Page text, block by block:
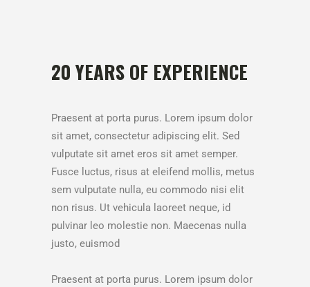
20 YEARS OF EXPERIENCE
Praesent at porta purus. Lorem ipsum dolor
sit amet, consectetur adipiscing elit. Sed
vulputate sit amet eros sit amet semper.
Fusce luctus, risus at eleifend mollis, metus
sem vulputate nulla, eu commodo nisi elit
non risus. Ut vehicula laoreet neque, id
pulvinar leo molestie non. Maecenas nulla
justo, euismod
Praesent at porta purus. Lorem ipsum dolor